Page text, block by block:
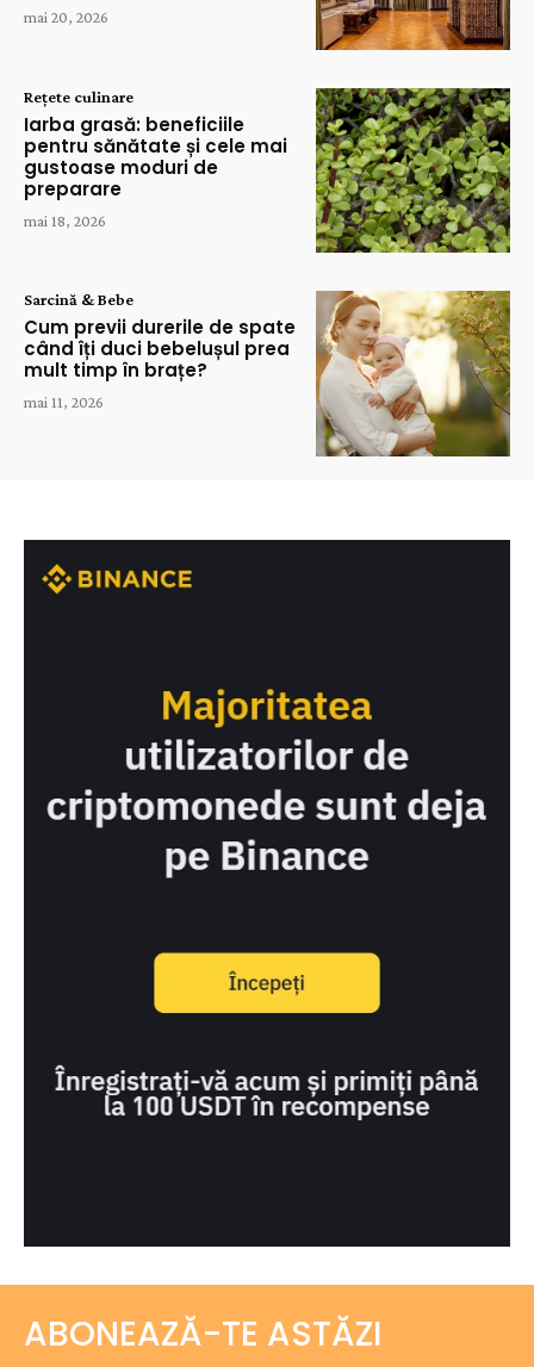
mai 20, 2026
Rețete culinare
Iarba grasă: beneficiile
pentru sănătate și cele mai
gustoase moduri de
preparare
mai 18, 2026
Sarcină & Bebe
Cum previi durerile de spate
când îți duci bebelușul prea
mult timp în brațe?
mai 11, 2026
ABONEAZĂ-TE ASTĂZI